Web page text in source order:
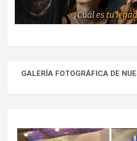
GALERÍA FOTOGRÁFICA DE